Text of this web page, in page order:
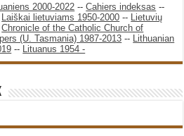
2000-2022 --Cahiers indeksas --
Laiškai lietuviams 1950-2000 -- Lietuvių
Chronicle of the Catholic Church of
(U. Tasmania) 1987-2013 -- Lithuanian
-- Lituanus 1954 -